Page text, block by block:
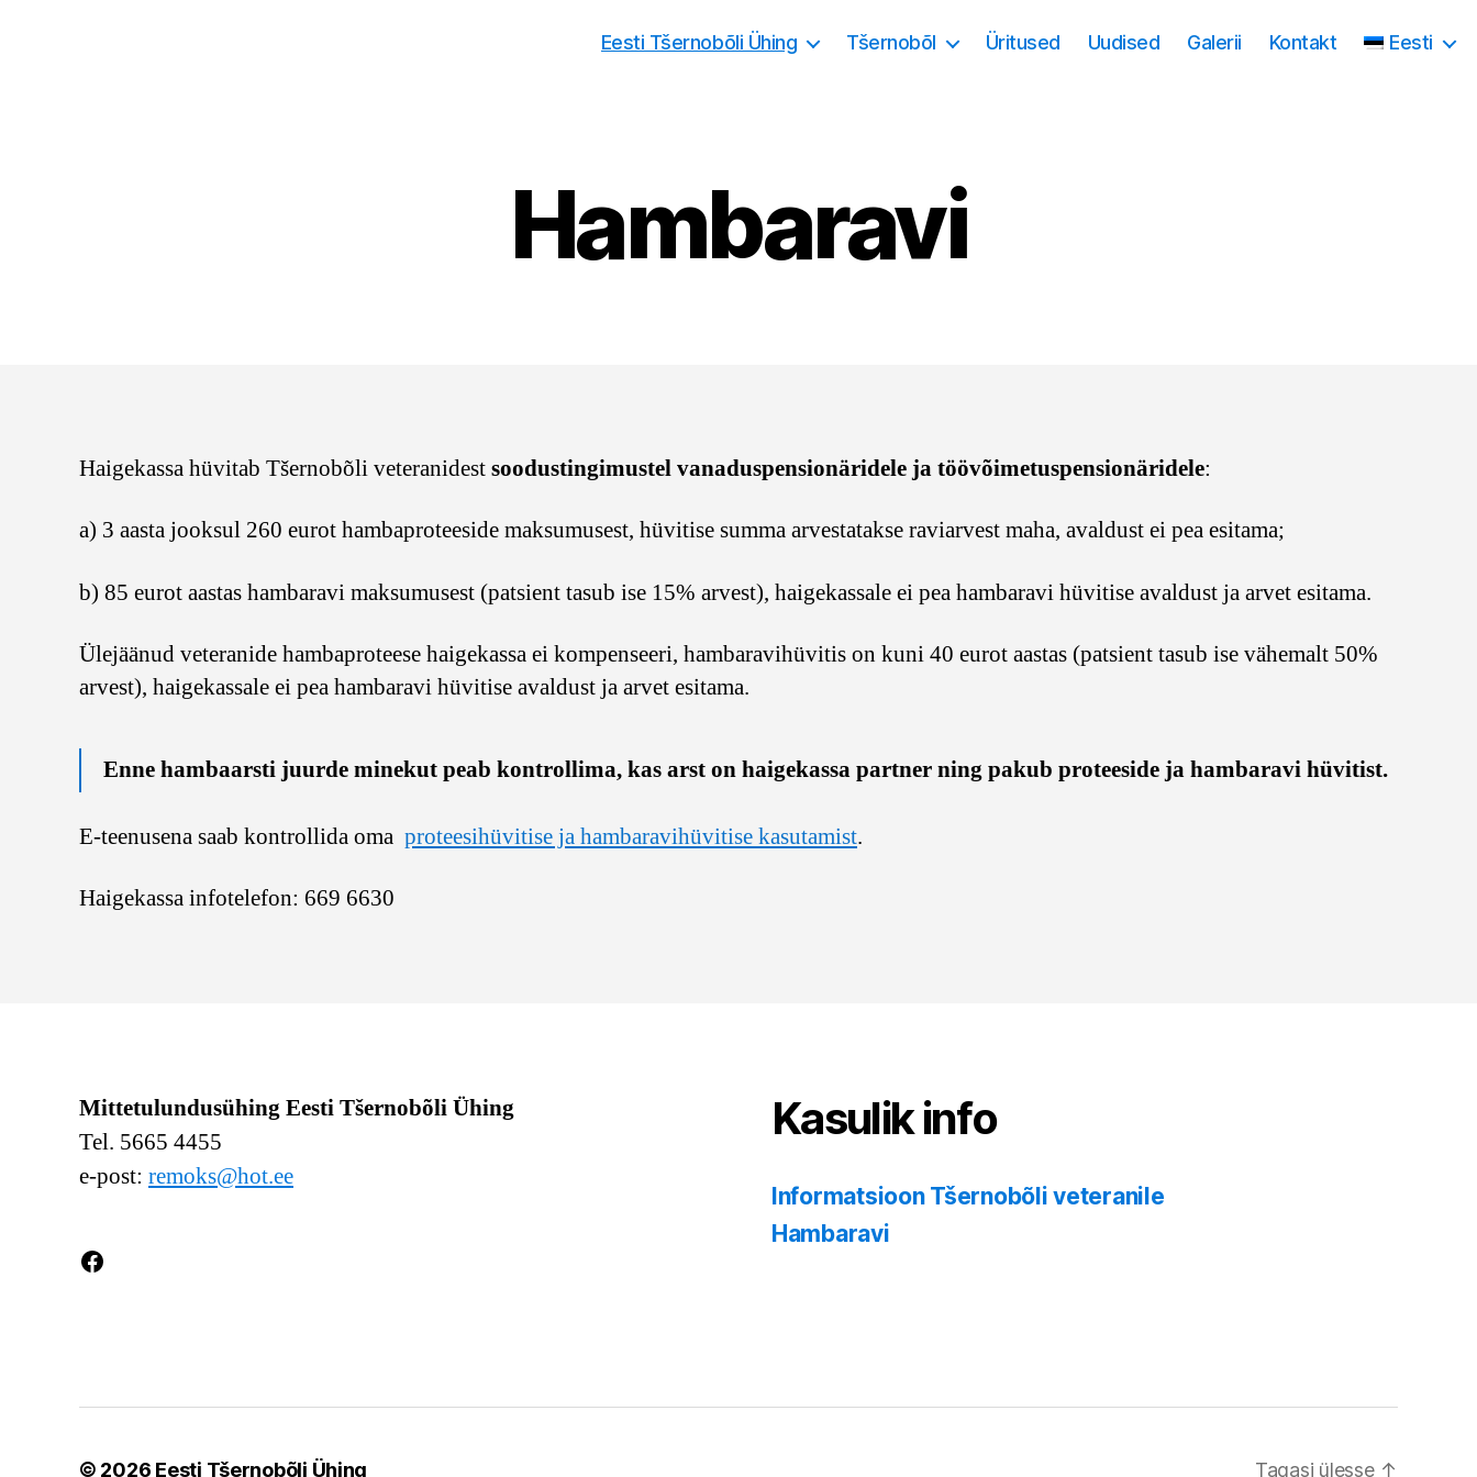
Eesti Tšernobõli Ühing Tšernobõl Üritused Uudised Galerii Kontakt Eesti
Hambaravi
Haigekassa hüvitab Tšernobõli veteranidestsoodustingimustelvanaduspensionäridele ja töövõimetuspensionäridele:
a) 3 aasta jooksul 260 eurot hambaproteeside maksumusest, hüvitise summa arvestatakse raviarvest maha, avaldust ei pea esitama;
b) 85 eurot aastas hambaravi maksumusest (patsient tasub ise 15% arvest), haigekassale ei pea hambaravi hüvitise avaldust ja arvet esitama.
Ülejäänud veteranide hambaproteese haigekassa ei kompenseeri, hambaravihüvitis on kuni 40 eurot aastas (patsient tasub ise vähemalt 50%
arvest), haigekassale ei pea hambaravi hüvitise avaldust ja arvet esitama.
Enne hambaarsti juurde minekut peab kontrollima, kas arst on haigekassa partner ning pakub proteeside ja hambaravi hüvitist.
E-teenusena saab kontrollida oma proteesihüvitise ja hambaravihüvitise kasutamist.
Haigekassa infotelefon: 669 6630
Mittetulundusühing Eesti Tšernobõli Ühing
Tel. 5665 4455
e-post: remoks@hot.ee
Facebook
Kasulik info
Informatsioon Tšernobõli veteranile
Hambaravi
© 2026 Eesti Tšernobõli Ühing Tagasi ülesse ↑